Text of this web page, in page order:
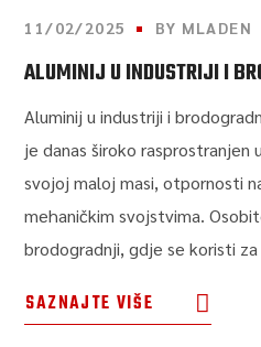
11/02/2025 BY MLADEN
ALUMINIJ U INDUSTRIJI I
Aluminij u industriji i
je danas široko rasprostranjen
svojoj maloj masi, otpornosti
mehaničkim svojstvima.
brodogradnji, gdje se koristi
SAZNAJTE VIŠE